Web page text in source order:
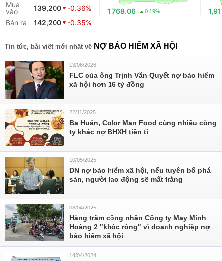
Mua
vào
139,200
-0.36%
Bán ra
142,200 -0.35%
1,768.06 0.19%
Tin tức, bài viết mới nhất về NỢ BẢO HIỂM XÃ HỘI
13/06/2026
FLC của ông Trịnh Văn Quyết nợ bảo hiểm
xã hội hơn 16 tỷ đồng
22/11/2025
Ba Huân, Color Man Food cùng nhiều công
ty khác nợ BHXH tiền tỉ
10/05/2025
DN nợ bảo hiểm xã hội, nếu tuyên bố phá
sản, người lao động sẽ mất trắng
08/04/2025
Hàng trăm công nhân Công ty May Minh
Hoàng 2 "khóc ròng" vì doanh nghiệp nợ
bảo hiểm xã hội
14/04/2024